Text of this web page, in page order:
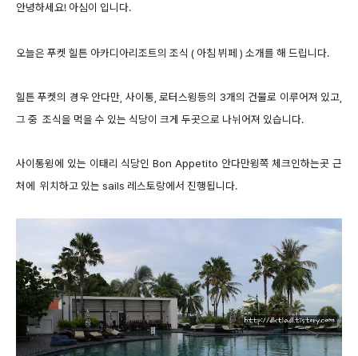
안녕하세요! 아심이 입니다.
오늘은 푸켓 힐튼 아카디아리조트의 조식 ( 아침 뷔페 ) 소개를 해 드립니다.
힐튼 푸켓의 경우 안다만, 사이통, 로터스윙등의 3개의 건물로 이루어져 있고,
그 중 조식을 먹을 수 있는 식당이 크게 두곳으로 나뉘어져 있습니다.
사이통윙에 있는 이태리 식당인 Bon Appetito 안다만윙쪽 체크인하는곳 근
처에 위치하고 있는 sails 레스토랑에서 진행됩니다.